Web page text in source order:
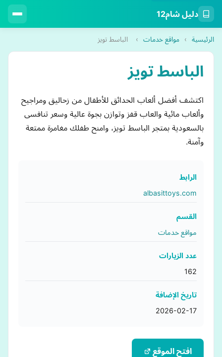
دليل شام12
الرئيسية › مواقع خدمات › الباسط تويز
الباسط تويز
اكتشف أفضل ألعاب الحدائق للأطفال من زحاليق ومراجيح
وألعاب مائية والعاب قفز وتوازن بجوة عالية وسعر تنافسى
بالسعودية بمتجر الباسط تويز، وامنح طفلك مغامرة ممتعة
وآمنة.
الرابط
albasittoys.com
القسم
مواقع خدمات
عدد الزيارات
162
تاريخ الإضافة
2026-02-17
افتح الموقع